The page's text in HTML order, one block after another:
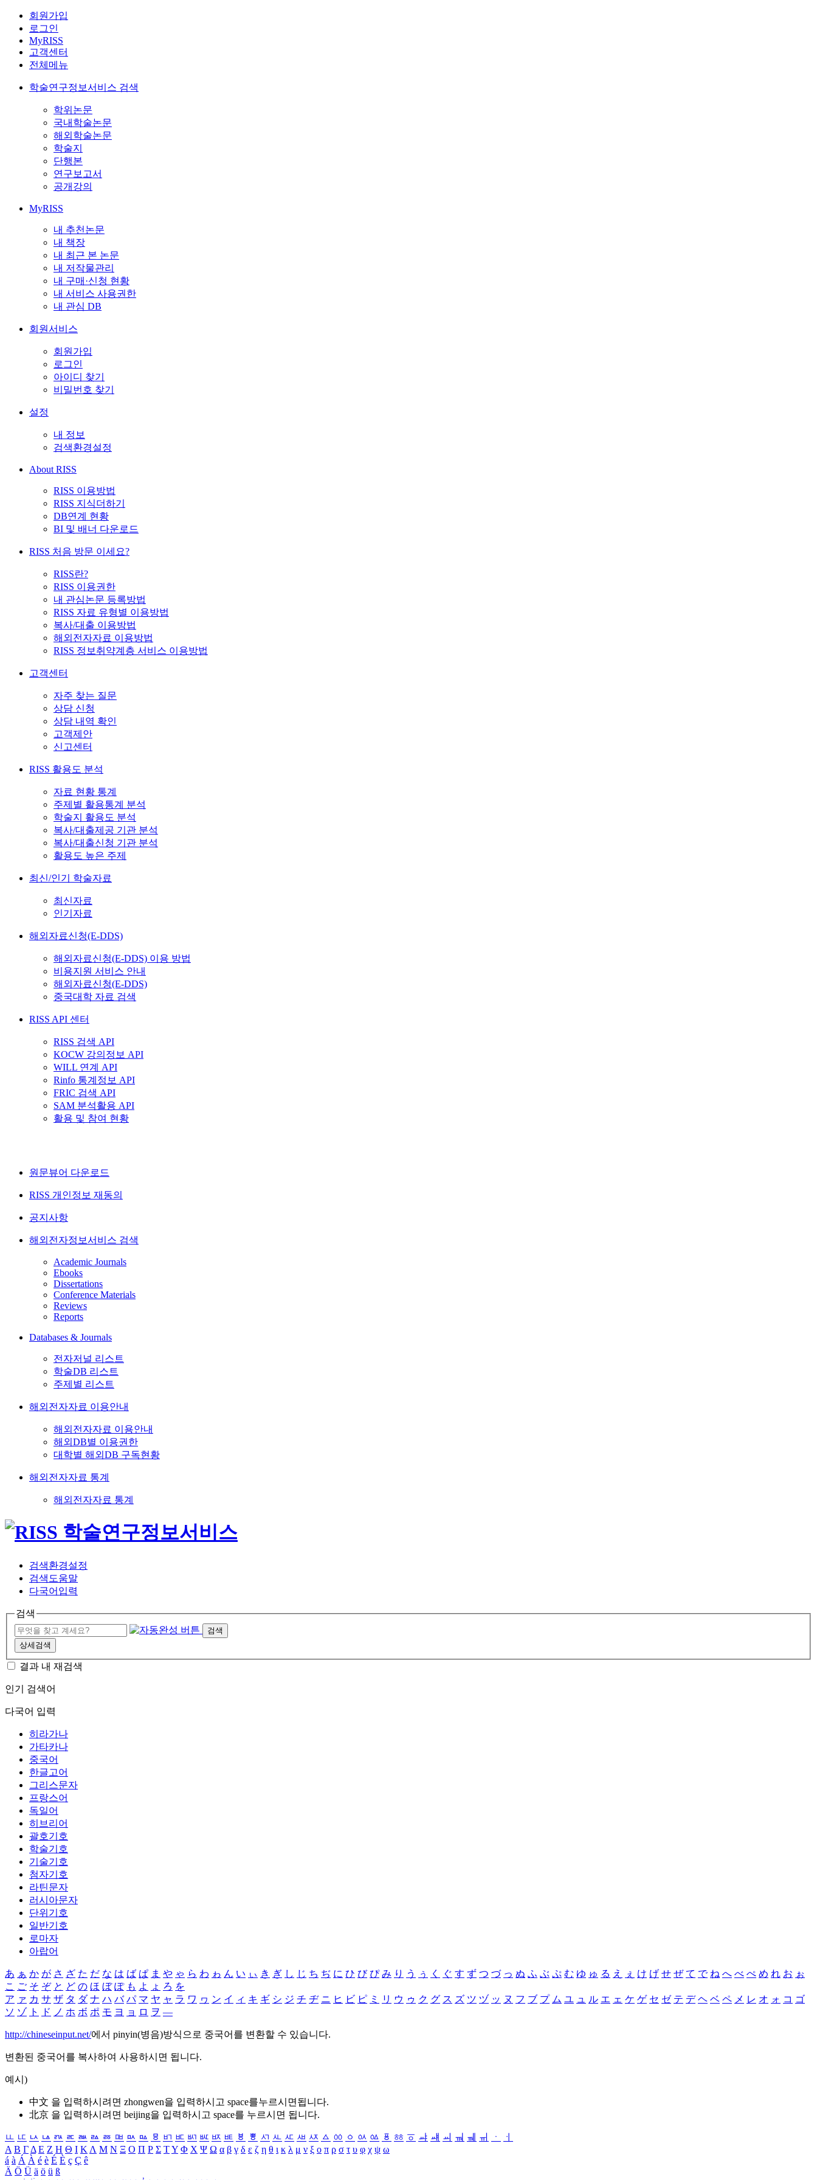
회원가입
로그인
MyRISS
고객센터
전체메뉴
학술연구정보서비스 검색
학위논문
국내학술논문
해외학술논문
학술지
단행본
연구보고서
공개강의
MyRISS
내 추천논문
내 책장
내 최근 본 논문
내 저작물관리
내 구매·신청 현황
내 서비스 사용권한
내 관심 DB
회원서비스
회원가입
로그인
아이디 찾기
비밀번호 찾기
설정
내 정보
검색환경설정
About RISS
RISS 이용방법
RISS 지식더하기
DB연계 현황
BI 및 배너 다운로드
RISS 처음 방문 이세요?
RISS란?
RISS 이용권한
내 관심논문 등록방법
RISS 자료 유형별 이용방법
복사/대출 이용방법
해외전자자료 이용방법
RISS 정보취약계층 서비스 이용방법
고객센터
자주 찾는 질문
상담 신청
상담 내역 확인
고객제안
신고센터
RISS 활용도 분석
자료 현황 통계
주제별 활용통계 분석
학술지 활용도 분석
복사/대출제공 기관 분석
복사/대출신청 기관 분석
활용도 높은 주제
최신/인기 학술자료
최신자료
인기자료
해외자료신청(E-DDS)
해외자료신청(E-DDS) 이용 방법
비용지원 서비스 안내
해외자료신청(E-DDS)
중국대학 자료 검색
RISS API 센터
RISS 검색 API
KOCW 강의정보 API
WILL 연계 API
Rinfo 통계정보 API
FRIC 검색 API
SAM 분석활용 API
활용 및 참여 현황
원문뷰어 다운로드
RISS 개인정보 재동의
공지사항
해외전자정보서비스 검색
Academic Journals
Ebooks
Dissertations
Conference Materials
Reviews
Reports
Databases & Journals
전자저널 리스트
학술DB 리스트
주제별 리스트
해외전자자료 이용안내
해외전자자료 이용안내
해외DB별 이용권한
대학별 해외DB 구독현황
해외전자자료 통계
해외전자자료 통계
검색환경설정
검색도움말
다국어입력
검색
검색
상세검색
결과 내 재검색
인기 검색어
다국어 입력
히라가나
가타카나
중국어
한글고어
그리스문자
프랑스어
독일어
히브리어
괄호기호
학술기호
기술기호
첨자기호
라틴문자
러시아문자
단위기호
일반기호
로마자
아랍어
あ ぁ か が さ ざ た だ な は ば ぱ ま や ゃ ら わ ゎ ん い ぃ き ぎ し じ ち ぢ に ひ び ぴ み り う ぅ く ぐ す ず つ づ っ ぬ ふ ぶ ぷ む ゆ ゅ る え ぇ け げ せ ぜ て で ね へ べ ぺ め れ お ぉ
こ ご そ ぞ と ど の ほ ぼ ぽ も よ ょ ろ を
ア ァ カ サ ザ タ ダ ナ ハ バ パ マ ヤ ャ ラ ワ ヮ ン イ ィ キ ギ シ ジ チ ヂ ニ ヒ ビ ピ ミ リ ウ ゥ ク グ ス ズ ツ ヅ ッ ヌ フ ブ プ ム ユ ュ ル エ ェ ケ ゲ セ ゼ テ デ ヘ ベ ペ メ レ オ ォ コ ゴ
ソ ゾ ト ド ノ ホ ボ ポ モ ヨ ョ ロ ヲ ―
http://chineseinput.net/에서 pinyin(병음)방식으로 중국어를 변환할 수 있습니다.
변환된 중국어를 복사하여 사용하시면 됩니다.
예시)
中文 을 입력하시려면 zhongwen을 입력하시고 space를누르시면됩니다.
北京 을 입력하시려면 beijing을 입력하시고 space를 누르시면 됩니다.
ㅥ ㅦ ㅧ ㅨ ㅩ ㅪ ㅫ ㅬ ㅭ ㅮ ㅯ ㅰ ㅱ ㅲ ㅳ ㅴ ㅵ ㅶ ㅷ ㅸ ㅹ ㅺ ㅻ ㅼ ㅽ ㅾ ㅿ ㆀ ㆁ ㆂ ㆃ ㆄ ㆅ ㆆ ㆇ ㆈ ㆉ ㆊ ㆋ ㆌ ㆍ
ㆎ
Α Β ΓΔ Ε Ζ Η Θ Ι ΚΛ Μ Ν Ξ Ο Π Ρ Σ ΤΥ Φ Χ Ψ Ω α β γ δ ε ζ η θ ι κ λ μ ν ξ ο π ρ σ τ υ φ χ ψ ω
á à Á À é è É È ç Ç ê
Ä Ö Ü ä ö ü ß